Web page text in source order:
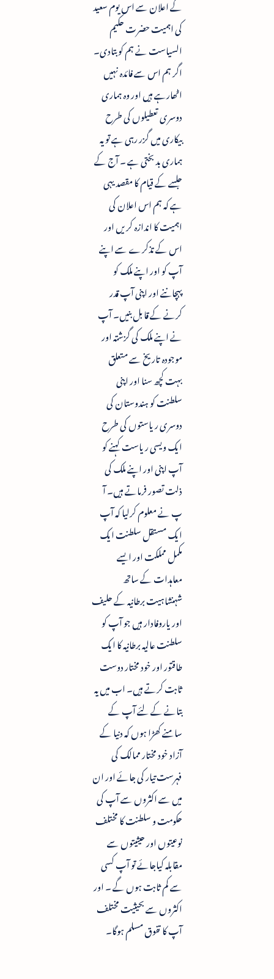
کے اعلان سے اس یوم سعید
کی اہمیت حضرت حکیم
السیاست نے ہم کو بتادی۔
اگر ہم اس سے فائدہ نہیں
اٹھارہے ہیں اور وہ ہماری
دوسری تعطیلوں کی طرح
بیکاری میں گزر رہی ہے تو یہ
ہماری بد بختی ہے ۔ آج کے
جلسے کے قیام کا مقصد یہی
ہے کہ ہم اس اعلان کی
اہمیت کا اندازہ کریں اور
اس کے تذکرے سے اپنے
آپ کو اور اپنے ملک کو
پہچاننے اور اپنی آپ قدر
کرنے کے قابل بنیں۔ آپ
نے اپنے ملک کی گزشتہ اور
موجودہ تاریخ سے متعلق
بہت کچھ سنا اور اپنی
سلطنت کو ہندوستان کی
دوسری ریاستوں کی طرح
ایک ویسی ریاست کہنے کو
آپ اپنی اور اپنے ملک کی
ذلت تصور فرماتے ہیں۔ آ
پ نے معلوم کرلیا کہ آپ
ایک مستقل سلطنت ایک
مکمل مملکت اور ایسے
معاہدات کے ساتھ
شہنشاہیت برطانیہ کے حلیف
اور یاروفادار ہیں جو آپ کو
سلطنت عالیہ برطانیہ کا ایک
طاقتور اور خود مختار دوست
ثابت کرتے ہیں۔ اب میں یہ
بتانے کے لئے آپ کے
سامنے کھڑا ہوں کہ دنیا کے
آزاد خود مختار ممالک کی
فہرست تیار کی جائے اور ان
میں سے اکثروں سے آپ کی
حکومت و سلطنت کا مختلف
نوعیتوں اور حیثیتوں سے
مقابلہ کیاجائے تو آپ کسی
سے کم ثابت ہوں گے ۔ اور
اکثروں سے بحیثیت مختلف
آپ کا تفوق مسلم ہوگا۔